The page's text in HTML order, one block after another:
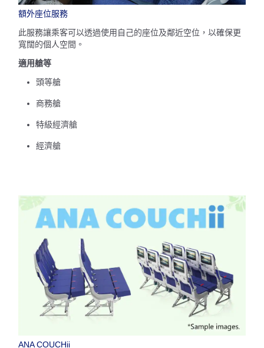
額外座位服務
此服務讓乘客可以透過使用自己的座位及鄰近空位，以確保更
寬闊的個人空間。
適用艙等
頭等艙
商務艙
特級經濟艙
經濟艙
ANA COUCHii